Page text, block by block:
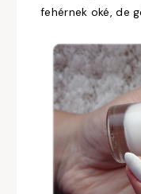
fehérnek oké, de